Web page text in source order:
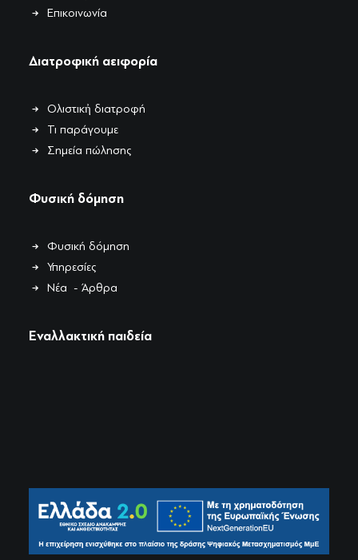
Επικοινωνία
Διατροφική αειφορία
Ολιστικἠ διατροφή
Τι παράγουμε
Σημεία πώλησης
Φυσική δόμηση
Φυσική δόμηση
Υπηρεσίες
Νέα - Άρθρα
Εναλλακτική παιδεία